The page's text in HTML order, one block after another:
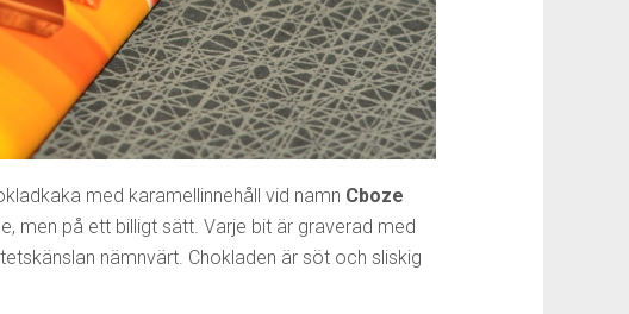
med karamellinnehåll vid namn Cboze
men på ett billigt sätt. Varje bit är graverad med
nämnvärt. Chokladen är söt och sliskig